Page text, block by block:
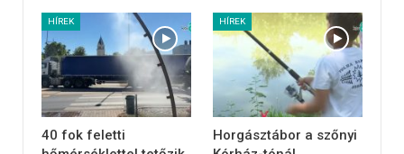
HÍREK
40 fok feletti
HÍREK
Horgásztábor a szőnyi